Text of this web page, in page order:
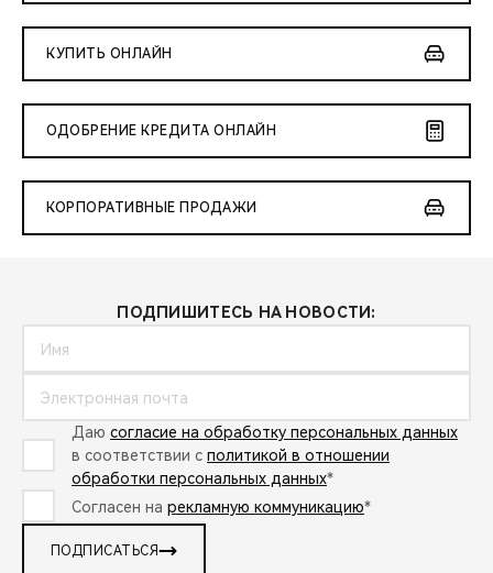
КУПИТЬ ОНЛАЙН
ОДОБРЕНИЕ КРЕДИТА ОНЛАЙН
КОРПОРАТИВНЫЕ ПРОДАЖИ
ПОДПИШИТЕСЬ НА НОВОСТИ:
Даю согласие на обработку персональных данных
в соответствии с политикой в отношении
обработки персональных данных*
Согласен на рекламную коммуникацию*
ПОДПИСАТЬСЯ